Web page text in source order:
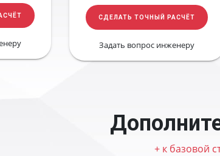
СДЕЛАТЬ ТОЧНЫЙ РАСЧЁТ
Задать вопрос инженеру
+ к базовой